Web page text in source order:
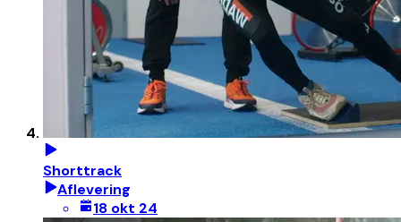
Shorttrack
Aflevering
18 okt 24